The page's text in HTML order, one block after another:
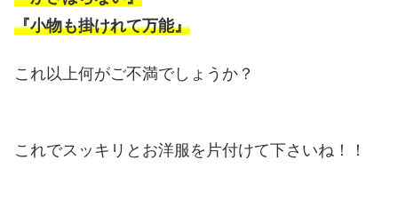
『小物も掛けれて万能』
これ以上何がご不満でしょうか？
これでスッキリとお洋服を片付けて下さいね！！